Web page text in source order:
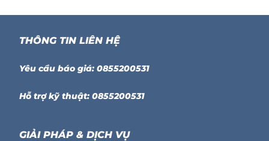
THÔNG TIN LIÊN HỆ
Yêu cầu báo giá: 0855200531
Hỗ trợ kỹ thuật: 0855200531
GIẢI PHÁP & DỊCH VỤ